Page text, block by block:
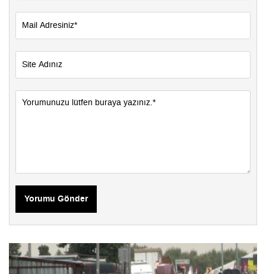
Yorumu Gönder